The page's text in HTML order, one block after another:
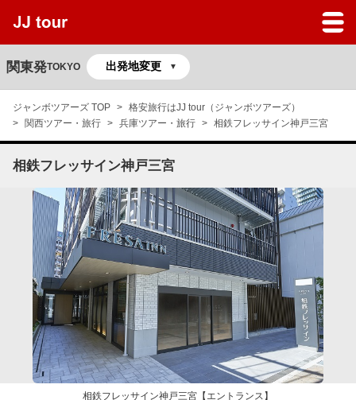
関東発TOKYO
JJツアーのサービスガイド
よくある質問
ジャンボツアーズ TOP
格安旅行はJJ tour（ジャンボツアーズ）
関西ツアー・旅行
兵庫ツアー・旅行 相鉄フレッサイン神戸三宮
相鉄フレッサイン神戸三宮
相鉄フレッサイン神戸三宮【エントランス】